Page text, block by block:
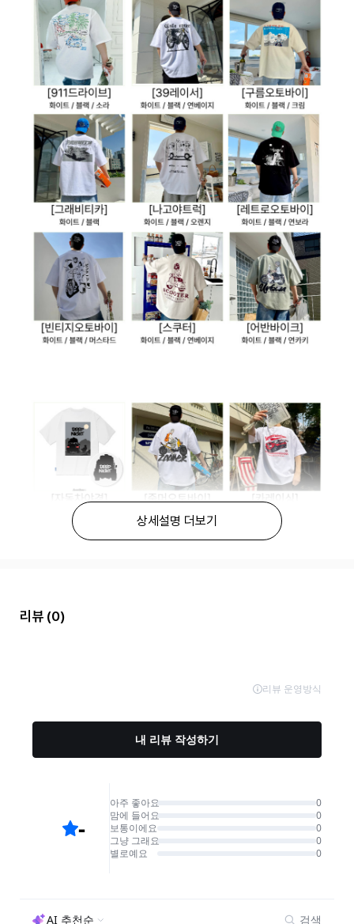
상세설명 더보기
리뷰 (0)